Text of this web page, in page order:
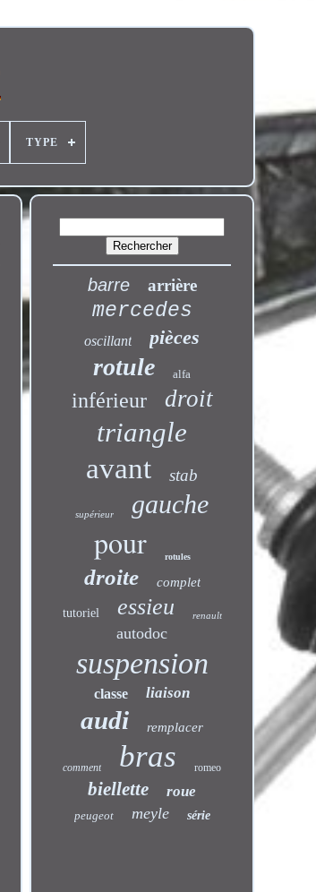
TYPE
barre arrière
mercedes
oscillant pièces
rotule alfa
inférieur droit
triangle
avant stab
supérieur gauche
pour rotules
droite complet
tutoriel essieu renault
autodoc
suspension
classe liaison
audi remplacer
comment bras romeo
biellette roue
peugeot meyle série